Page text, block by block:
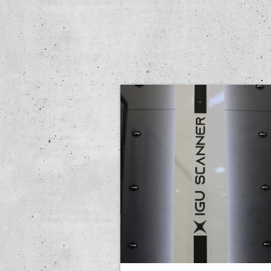
vetrocamera, dotato di connessione
magnetica e batteria ricaricabile,
opzione di comando a distanza via
radiocomando. Spirit Level
compatibile con serramenti
non richiede impianti elettrici
ed è disponibile anche nella versione
con pannello fotovoltaico, per
un’alimentazione ancora più
Progettato per offrire massima
e durata nel tempo, il sistema è
retrocompatibile con i modelli
precedenti, consentendo la
del solo attuatore senza interventi
invasivi. Sunbell continua a innovare,
offrendo soluzioni intelligenti e
all’avanguardia per il comfort